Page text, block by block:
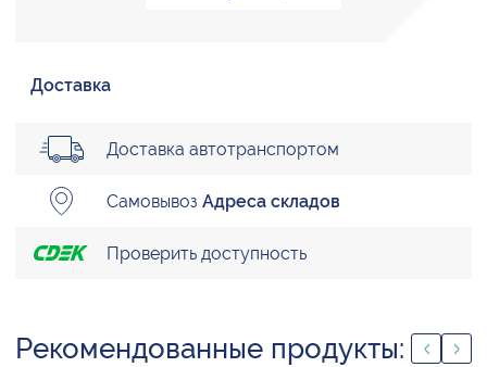
Доставка
Доставка автотранспортом
Самовывоз Адреса складов
Проверить доступность
Рекомендованные продукты: